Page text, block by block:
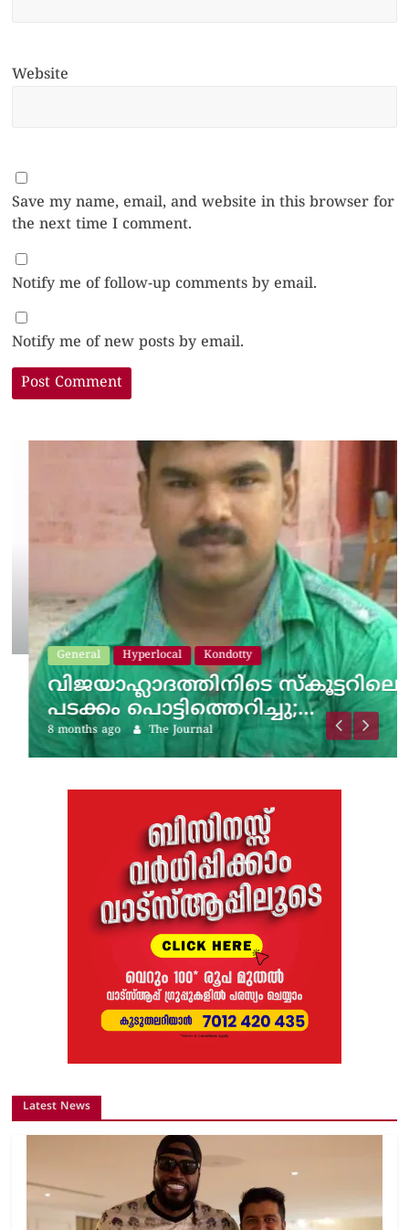
Website
Save my name, email, and website in this browser for
the next time I comment.
Notify me of follow-up comments by email.
Notify me of new posts by email.
General Hyperlocal Kondotty
വിജയാഹ്ലാദത്തിനിടെ സ്കൂട്ടറിലെ
പടക്കം പൊട്ടിത്തെറിച്ചു;…
8 months ago The Journal
Latest News